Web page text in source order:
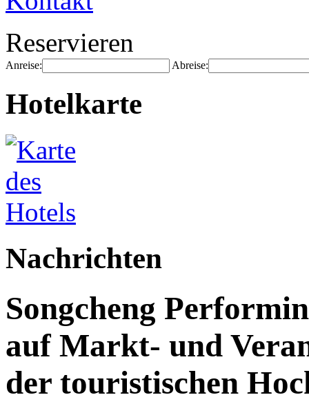
Reservieren
Anreise: Abreise:
Hotelkarte
Nachrichten
Songcheng
auf Markt- und
der touristischen